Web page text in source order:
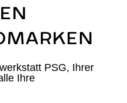
PSG, Ihrer
Ihre